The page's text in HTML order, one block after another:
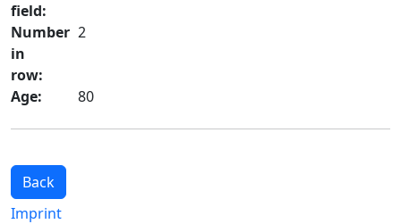
field:
Number
in
row:
2
Age: 80
Back
Imprint